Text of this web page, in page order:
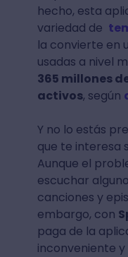
hecho, esta
variedad de
la convierte en
usadas a nivel
365 millones
activos, según
Y no lo estás
que te interesa
Aunque el
escuchar
canciones y
embargo, con
paga de la
inconveniente